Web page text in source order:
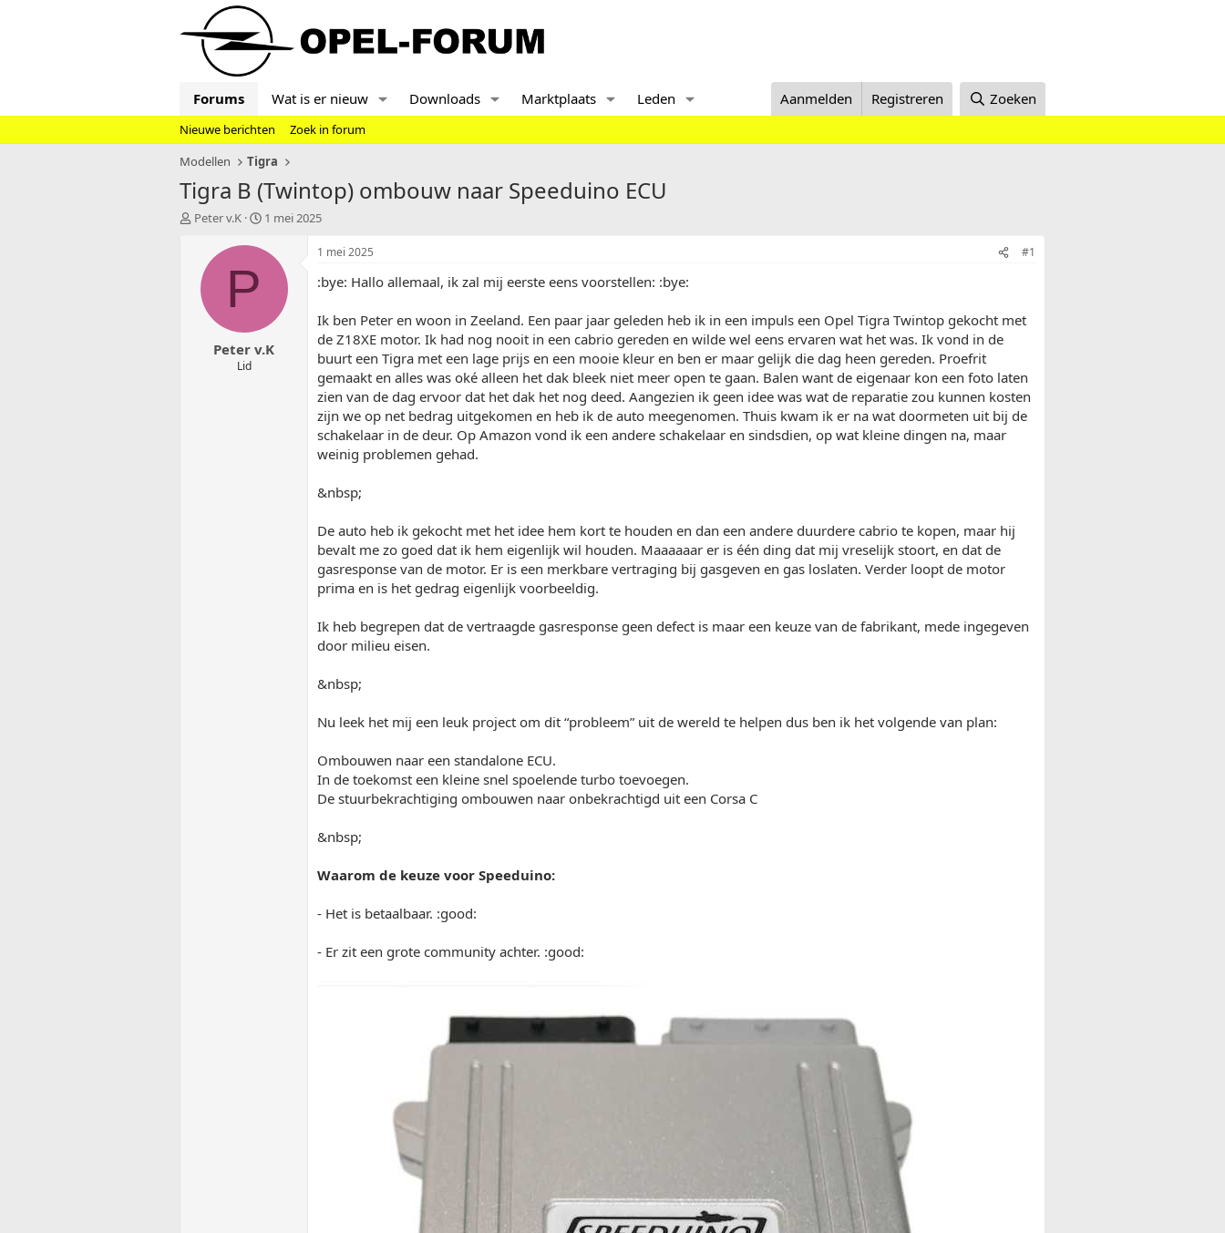
Forums Wat is er nieuw Downloads Marktplaats Leden Aanmelden Registreren Zoeken
Nieuwe berichten
Zoek in forum
Modellen
Tigra
Tigra B (Twintop) ombouw naar Speeduino ECU
T
Peter v.K
S
a
t
u
1 mei 2025
P
Peter v.K
Lid
1 mei 2025 #1
:bye: Hallo allemaal, ik zal mij eerste eens voorstellen: :bye:
Ik ben Peter en woon in Zeeland. Een paar jaar geleden heb ik in een impuls een Opel Tigra Twintop gekocht met
de Z18XE motor. Ik had nog nooit in een cabrio gereden en wilde wel eens ervaren wat het was. Ik vond in de
buurt een Tigra met een lage prijs en een mooie kleur en ben er maar gelijk die dag heen gereden. Proefrit
gemaakt en alles was oké alleen het dak bleek niet meer open te gaan. Balen want de eigenaar kon een foto laten
zien van de dag ervoor dat het dak het nog deed. Aangezien ik geen idee was wat de reparatie zou kunnen kosten
zijn we op net bedrag uitgekomen en heb ik de auto meegenomen. Thuis kwam ik er na wat doormeten uit bij de
schakelaar in de deur. Op Amazon vond ik een andere schakelaar en sindsdien, op wat kleine dingen na, maar
weinig problemen gehad.
&nbsp;
De auto heb ik gekocht met het idee hem kort te houden en dan een andere duurdere cabrio te kopen, maar hij
bevalt me zo goed dat ik hem eigenlijk wil houden. Maaaaaar er is één ding dat mij vreselijk stoort, en dat de
gasresponse van de motor. Er is een merkbare vertraging bij gasgeven en gas loslaten. Verder loopt de motor
prima en is het gedrag eigenlijk voorbeeldig.
Ik heb begrepen dat de vertraagde gasresponse geen defect is maar een keuze van de fabrikant, mede ingegeven
door milieu eisen.
&nbsp;
Nu leek het mij een leuk project om dit “probleem” uit de wereld te helpen dus ben ik het volgende van plan:
Ombouwen naar een standalone ECU.
In de toekomst een kleine snel spoelende turbo toevoegen.
De stuurbekrachtiging ombouwen naar onbekrachtigd uit een Corsa C
&nbsp;
Waarom de keuze voor Speeduino:
- Het is betaalbaar. :good:
- Er zit een grote community achter. :good: